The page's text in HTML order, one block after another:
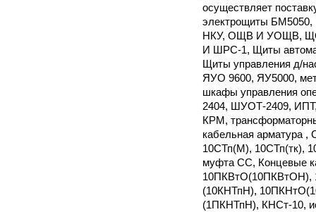
осуществляет
электрощиты
НКУ, ОЩВ И УОЩВ,
И ШРС-1, Щиты
Щиты управления д/
ЯУО 9600, ЯУ5000,
шкафы управления
2404, ШУОТ-2409,
КРМ,
кабельная арматура
10СТп(М), 10СТп(тк),
муфта СС, Концевые
10ПКВтО(10ПКВтОН),
(10КНТпН),
(1ПКНТпН), КНСт-10,